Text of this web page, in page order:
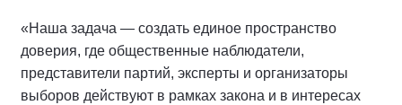
«Наша задача — создать единое пространство
доверия, где общественные наблюдатели,
представители партий, эксперты и организаторы
выборов действуют в рамках закона и в интересах